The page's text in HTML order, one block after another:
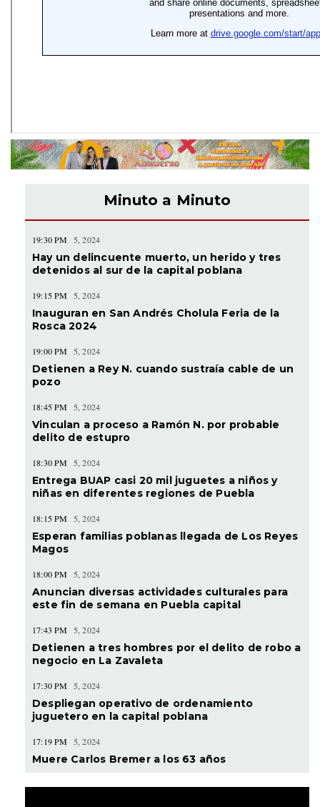
Minuto a Minuto
19:30 PM 5, 2024
Hay un delincuente muerto, un herido y tres
detenidos al sur de la capital poblana
19:15 PM 5, 2024
Inauguran en San Andrés Cholula Feria de la
Rosca 2024
19:00 PM 5, 2024
Detienen a Rey N. cuando sustraía cable de un
pozo
18:45 PM 5, 2024
Vinculan a proceso a Ramón N. por probable
delito de estupro
18:30 PM 5, 2024
Entrega BUAP casi 20 mil juguetes a niños y
niñas en diferentes regiones de Puebla
18:15 PM 5, 2024
Esperan familias poblanas llegada de Los Reyes
Magos
18:00 PM 5, 2024
Anuncian diversas actividades culturales para
este fin de semana en Puebla capital
17:43 PM 5, 2024
Detienen a tres hombres por el delito de robo a
negocio en La Zavaleta
17:30 PM 5, 2024
Despliegan operativo de ordenamiento
juguetero en la capital poblana
17:19 PM 5, 2024
Muere Carlos Bremer a los 63 años